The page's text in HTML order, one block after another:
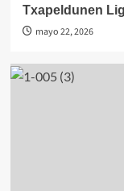
Txapeldunen
mayo 22, 2026